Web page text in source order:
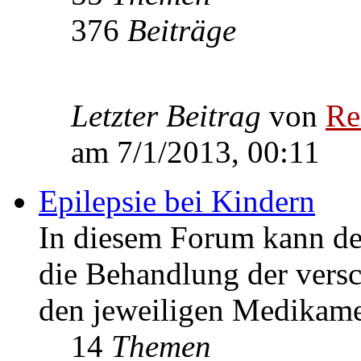
376 Beiträge
Letzter Beitrag von
am 7/1/2013, 00:11
Epilepsie bei Kindern
In diesem Forum kann
die Behandlung der
den jeweiligen
14 Themen